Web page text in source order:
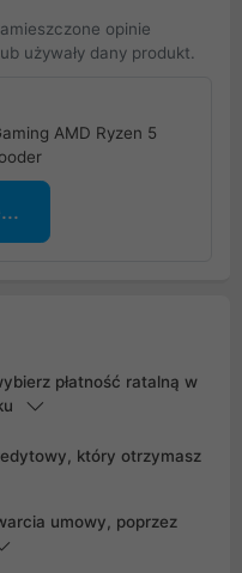
opinie
używały dany produkt.
AMD Ryzen 5
płatność ratalną w
który otrzymasz
umowy, poprzez